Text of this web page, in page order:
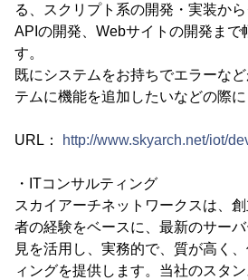
る、スクリプト系の開発・実装か
APIの開発、Webサイトの開発まで
す。
既にシステムをお持ちでエラーな
テムに機能を追加したいなどの際に
URL： http://www.skyarch.net/iot/
・ITコンサルティング
スカイアーチネットワークスは、
者の経験をベースに、最新のサー
見を活用し、実務的で、質が高く
ィングを提供します。当社のスタ